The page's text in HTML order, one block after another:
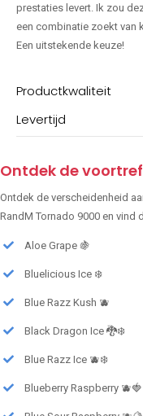
prestaties levert. Ik zou
een combinatie zoekt van
Een uitstekende keuze!
Productkwaliteit
Levertijd
Ontdek de
Ontdek de verscheidenheid
RandM Tornado 9000 en
Aloe Grape 🍇
Bluelicious Ice ❄️
Blue Razz Kush 🫐
Black Dragon Ice 🐉❄️
Blue Razz Ice 🫐❄️
Blueberry Raspberry 🫐🍓